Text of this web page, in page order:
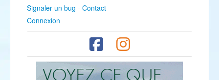
Signaler un bug - Contact
Connexion